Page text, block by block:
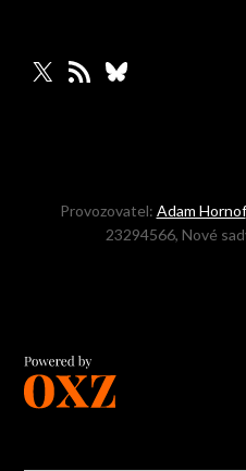
X RSS zdrojBluesky
Provozovatel: Adam Hornof
23294566, Nové